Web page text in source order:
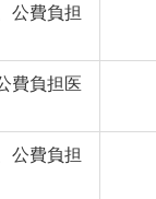
公費負担
費負担医
公費負担